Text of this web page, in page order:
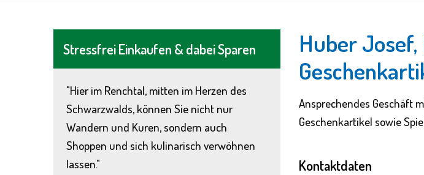
Stressfrei Einkaufen & dabei Sparen
"Hier im Renchtal, mitten im Herzen des
Schwarzwalds, können Sie nicht nur
Wandern und Kuren, sondern auch
Shoppen und sich kulinarisch verwöhnen
lassen."
Huber
Ansprechendes Geschäft
Geschenkartikel sowie
Kontaktdaten